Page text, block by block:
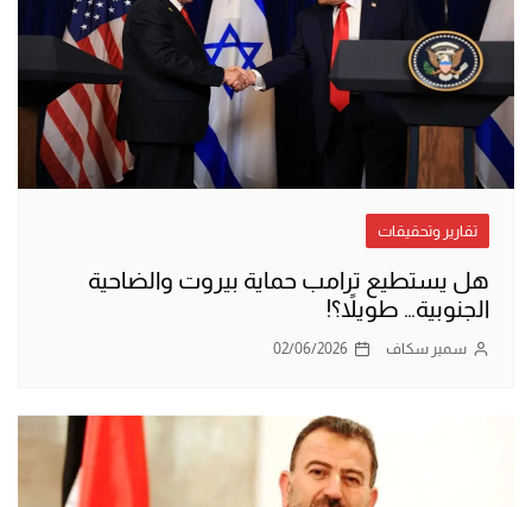
تقارير وتحقيقات
هل يستطيع ترامب حماية بيروت والضاحية
الجنوبية… طويلاً؟!
سمير سكاف 02/06/2026